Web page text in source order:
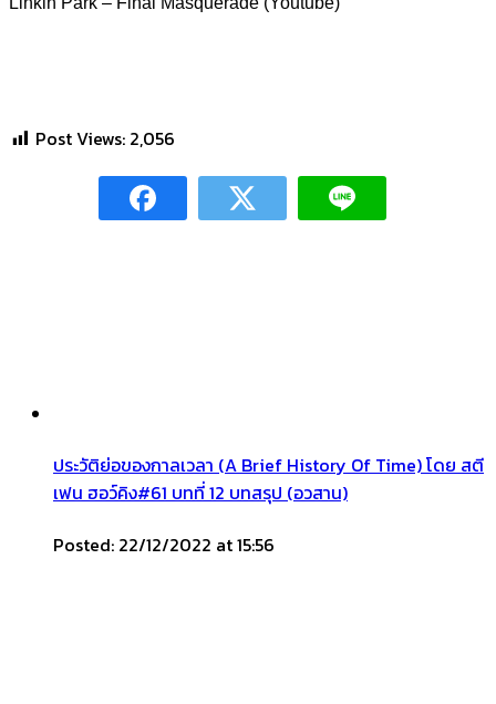
Post Views: 2,056
ประวัติย่อของกาลเวลา (A Brief History Of Time) โดย สตี
เฟน ฮอว์คิง#61 บทที่ 12 บทสรุป (อวสาน)
Posted: 22/12/2022 at 15:56